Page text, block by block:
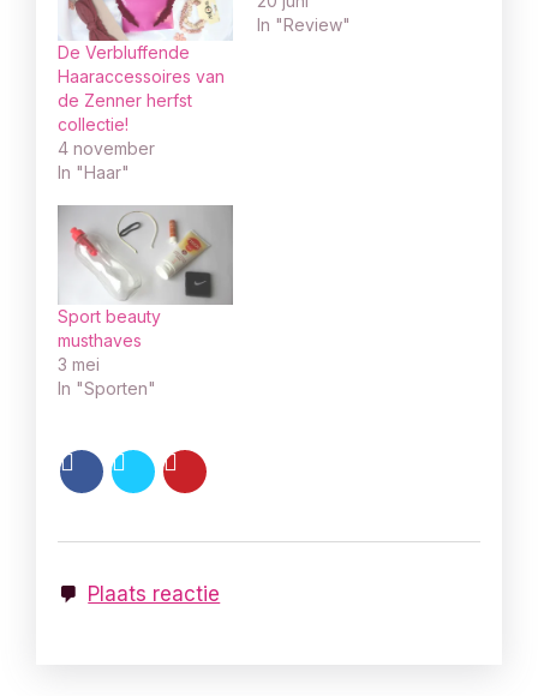
De Verbluffende
Haaraccessoires van
de Zenner herfst
collectie!
4 november
In "Haar"
In "Review"
Sport beauty
musthaves
3 mei
In "Sporten"
Plaats reactie